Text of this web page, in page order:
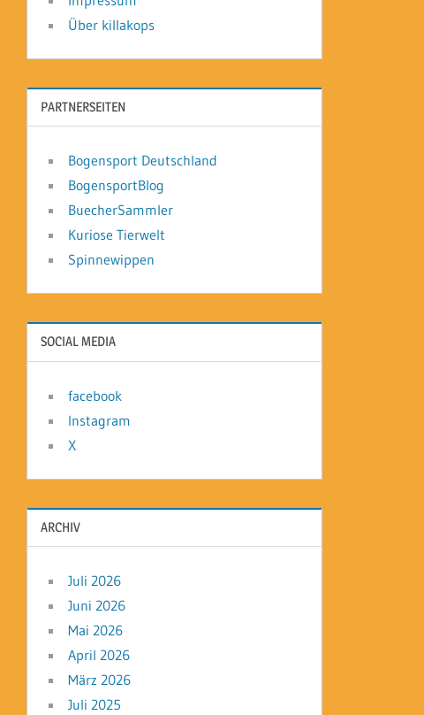
Über killakops
PARTNERSEITEN
Bogensport Deutschland
BogensportBlog
BuecherSammler
Kuriose Tierwelt
Spinnewippen
SOCIAL MEDIA
facebook
Instagram
X
ARCHIV
Juli 2026
Juni 2026
Mai 2026
April 2026
März 2026
Juli 2025